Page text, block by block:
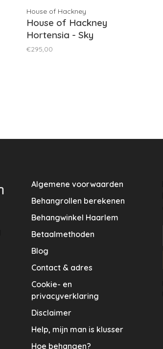
House of Hackney
House of Hackney
Hortensia - Sky
€295,00
Algemene voorwaarden
Behangrollen berekenen
Behangwinkel Haarlem
Betaalmethoden
Blog
Contact & adres
Cookie- en
privacyverklaring
Disclaimer
Help, mijn man is klusser
Hoe behangen?